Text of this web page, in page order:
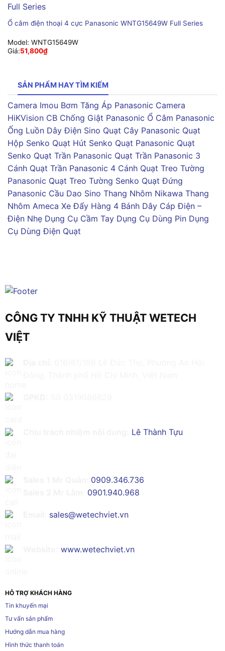
Ổ cắm điện thoại 4 cực Panasonic WNTG15649W Full Series
Model: WNTG15649W
Giá:51,800₫
SẢN PHẨM HAY TÌM KIẾM
Camera Imou Bơm Tăng Áp Panasonic Camera
HiKVision CB Chống Giật Panasonic Ổ Cắm Panasonic
Ống Luồn Dây Điện Sino Quạt Cây Panasonic Quạt
Hộp Senko Quạt Hút Senko Quạt Panasonic Quạt
Senko Quạt Trần Panasonic Quạt Trần Panasonic 3
Cánh Quạt Trần Panasonic 4 Cánh Quạt Treo Tường
Panasonic Quạt Treo Tường Senko Quạt Đứng
Panasonic Cầu Dao Sino Thang Nhôm Nikawa Thang
Nhôm Ameca Xe Đẩy Hàng 4 Bánh Dây Cáp Điện –
Điện Nhẹ Dụng Cụ Cầm Tay Dụng Cụ Dùng Pin Dụng
Cụ Dùng Điện Quạt
CÔNG TY TNHH KỸ THUẬT WETECH
VIỆT
Lê Thành Tựu
0909.346.736
0901.940.968
sales@wetechviet.vn
www.wetechviet.vn
HỖ TRỢ KHÁCH HÀNG
Tin khuyến mại
Tư vấn sản phẩm
Hướng dẫn mua hàng
Hình thức thanh toán